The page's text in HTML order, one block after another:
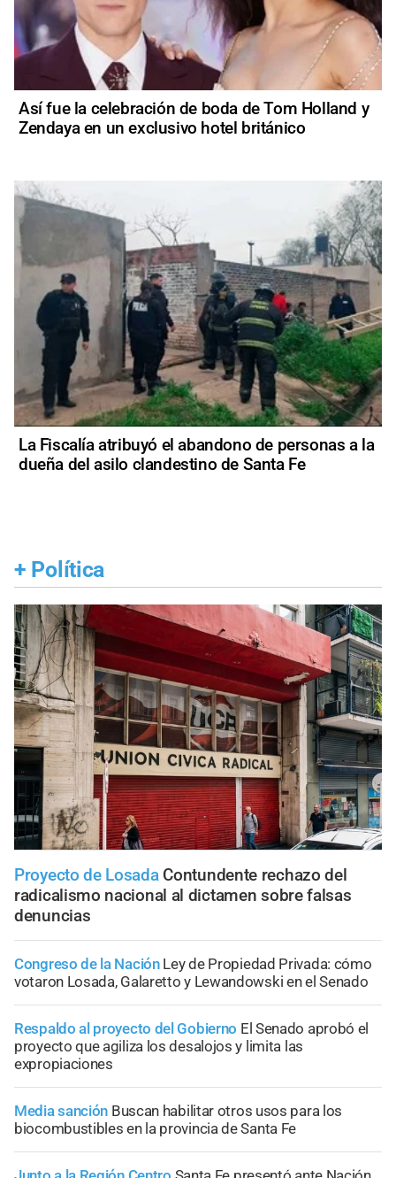
Así fue la celebración de boda de Tom Holland y
Zendaya en un exclusivo hotel británico
La Fiscalía atribuyó el abandono de personas a la
dueña del asilo clandestino de Santa Fe
+ Política
Proyecto de Losada Contundente rechazo del
radicalismo nacional al dictamen sobre falsas
denuncias
Congreso de la Nación Ley de Propiedad Privada: cómo
votaron Losada, Galaretto y Lewandowski en el Senado
Respaldo al proyecto del Gobierno El Senado aprobó el
proyecto que agiliza los desalojos y limita las
expropiaciones
Media sanción Buscan habilitar otros usos para los
biocombustibles en la provincia de Santa Fe